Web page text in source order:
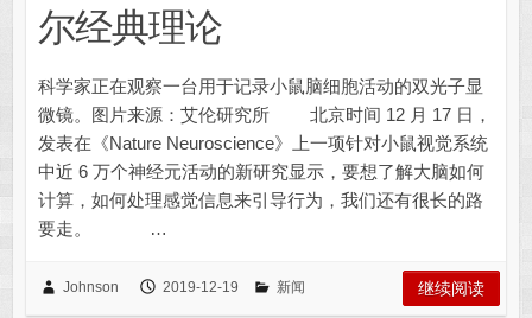
尔经典理论
科学家正在观察一台用于记录小鼠脑细胞活动的双光子显
微镜。图片来源：艾伦研究所 北京时间 12 月 17 日，
发表在《Nature Neuroscience》上一项针对小鼠视觉系统
中近 6 万个神经元活动的新研究显示，要想了解大脑如何
计算，如何处理感觉信息来引导行为，我们还有很长的路
要走。 …
Johnson 2019-12-19 新闻 继续阅读